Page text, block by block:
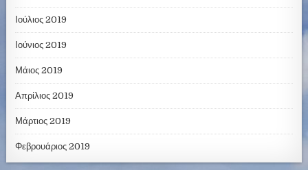
Ιούλιος 2019
Ιούνιος 2019
Μάιος 2019
Απρίλιος 2019
Μάρτιος 2019
Φεβρουάριος 2019